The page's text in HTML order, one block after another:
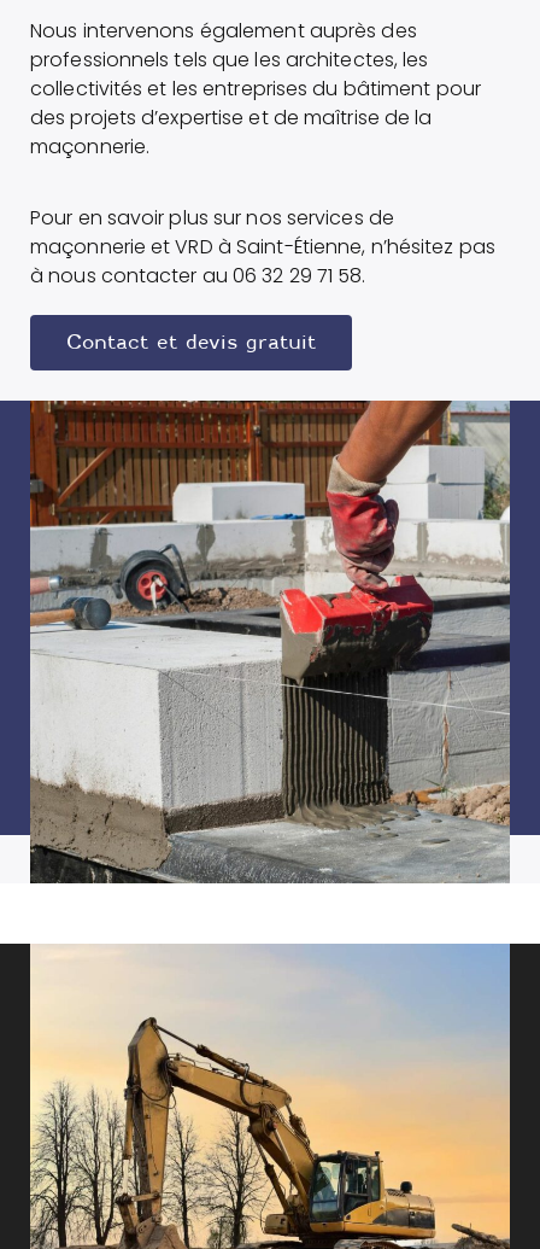
Nous intervenons également auprès des
professionnels tels que les architectes, les
collectivités et les entreprises du bâtiment pour
des projets d’expertise et de maîtrise de la
maçonnerie.
Pour en savoir plus sur nos services de
maçonnerie et VRD à Saint-Étienne, n’hésitez pas
à nous contacter au 06 32 29 71 58.
Contact et devis gratuit